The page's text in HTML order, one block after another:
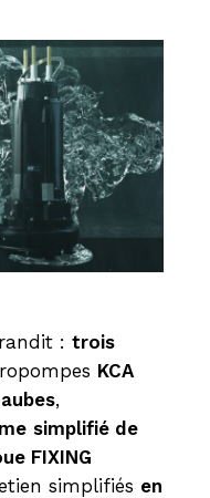
: trois
KCA
,
simplifié de
FIXING
simplifiés en